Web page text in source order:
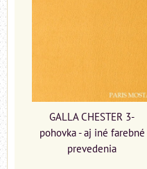
GALLA CHESTER 3-
pohovka - aj iné farebné
prevedenia